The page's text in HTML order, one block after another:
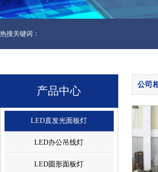
热搜关键词：
产品中心
LED直发光面板灯
LED办公吊线灯
LED圆形面板灯
公司